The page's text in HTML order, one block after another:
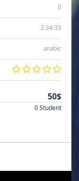
0
2:34:35
arabic
50$
0 Student